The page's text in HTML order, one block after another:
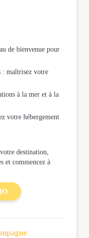
de bienvenue pour
: maîtrisez votre
à la mer et à la
votre hébergement
destination,
et commencez à